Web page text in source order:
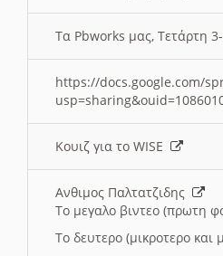
Τα Pbworks μας, Τετάρτη
https://docs.google.com/
Κουιζ για το WISE
Ανθιμος Παλτατζιδης
Το μεγαλο βιντεο (πρωτη
Το δευτερο (μικροτερο